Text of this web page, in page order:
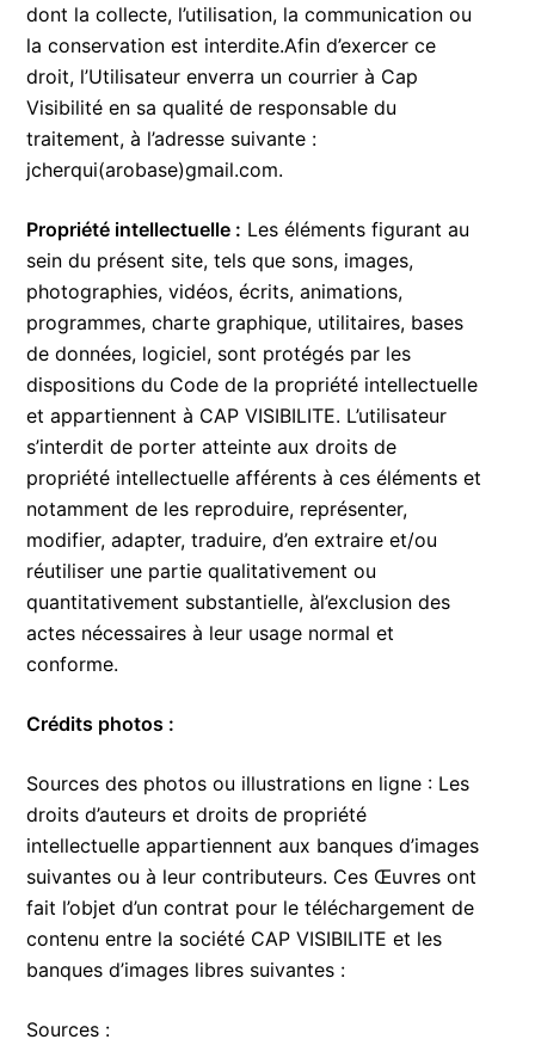
dont la collecte, l’utilisation, la communication ou
la conservation est interdite.Afin d’exercer ce
droit, l’Utilisateur enverra un courrier à Cap
Visibilité en sa qualité de responsable du
traitement, à l’adresse suivante :
jcherqui(arobase)gmail.com.
Propriété intellectuelle : Les éléments figurant au
sein du présent site, tels que sons, images,
photographies, vidéos, écrits, animations,
programmes, charte graphique, utilitaires, bases
de données, logiciel, sont protégés par les
dispositions du Code de la propriété intellectuelle
et appartiennent à CAP VISIBILITE. L’utilisateur
s’interdit de porter atteinte aux droits de
propriété intellectuelle afférents à ces éléments et
notamment de les reproduire, représenter,
modifier, adapter, traduire, d’en extraire et/ou
réutiliser une partie qualitativement ou
quantitativement substantielle, àl’exclusion des
actes nécessaires à leur usage normal et
conforme.
Crédits photos :
Sources des photos ou illustrations en ligne : Les
droits d’auteurs et droits de propriété
intellectuelle appartiennent aux banques d’images
suivantes ou à leur contributeurs. Ces Œuvres ont
fait l’objet d’un contrat pour le téléchargement de
contenu entre la société CAP VISIBILITE et les
banques d’images libres suivantes :
Sources :